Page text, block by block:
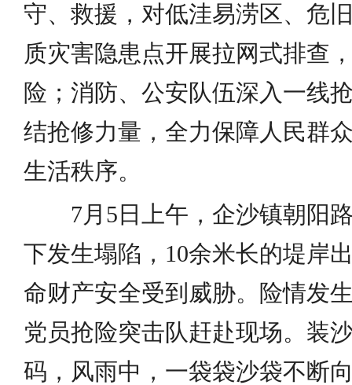
守、救援，对低洼易涝区、危
质灾害隐患点开展拉网式排查
险；消防、公安队伍深入一线
结抢修力量，全力保障人民群
生活秩序。
7月5日上午，企沙镇朝阳路
下发生塌陷，10余米长的堤岸
命财产安全受到威胁。险情发
党员抢险突击队赶赴现场。装
码，风雨中，一袋袋沙袋不断